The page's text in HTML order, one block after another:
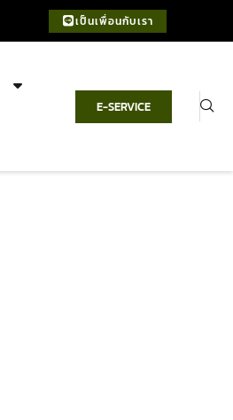
เป็นเพื่อนกับเรา
E-SERVICE